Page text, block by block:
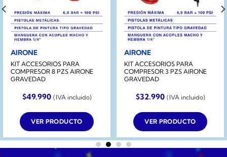
AIRONE
KIT ACCESORIOS PARA
COMPRESOR 8 PZS AIRONE
GRAVEDAD
$49.990 (IVA incluido)
VER PRODUCTO
AIRONE
KIT ACCESORIOS PARA
COMPRESOR 3 PZS AIRONE
GRAVEDAD
$32.990 (IVA incluido)
VER PRODUCTO